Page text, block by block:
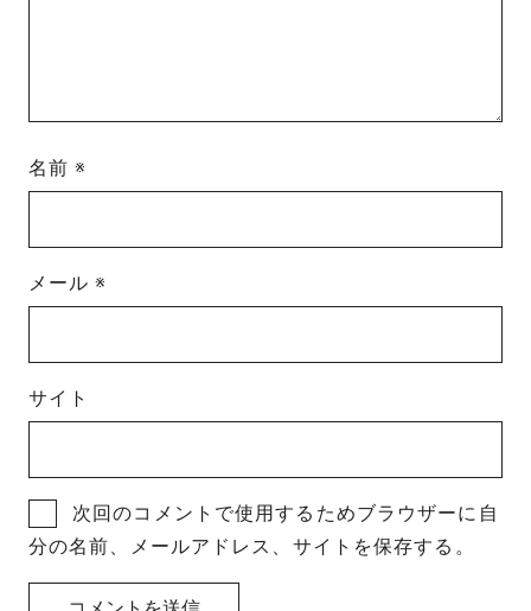
名前※
メール※
サイト
次回のコメントで使用するためブラウザーに自
分の名前、メールアドレス、サイトを保存する。